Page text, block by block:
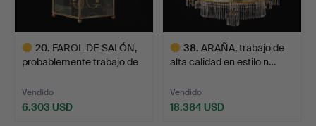
20. FAROL DE SALÓN,
probablemente trabajo de
Vendido
6.303 USD
38. ARAÑA, trabajo de
alta calidad en estilo n…
Vendido
18.384 USD